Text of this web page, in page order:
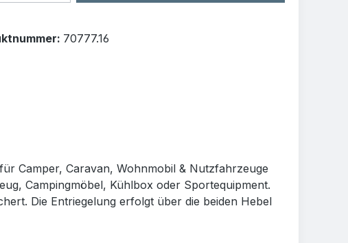
70777.16
Camper, Caravan, Wohnmobil & Nutzfahrzeuge
Campingmöbel, Kühlbox oder Sportequipment.
Die Entriegelung erfolgt über die beiden Hebel